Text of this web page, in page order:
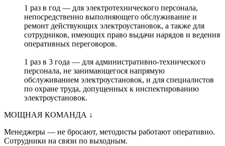
1 раз в год — для электротехнического персонала,
непосредственно выполняющего обслуживание и
ремонт действующих электроустановок, а также для
сотрудников, имеющих право выдачи нарядов и ведения
оперативных переговоров.
1 раз в 3 года — для административно-технического
персонала, не занимающегося напрямую
обслуживанием электроустановок, и для специалистов
по охране труда, допущенных к инспектированию
электроустановок.
МОЩНАЯ КОМАНДА ↓
Менеджеры — не бросают, методисты работают оперативно.
Сотрудники на связи по выходным.